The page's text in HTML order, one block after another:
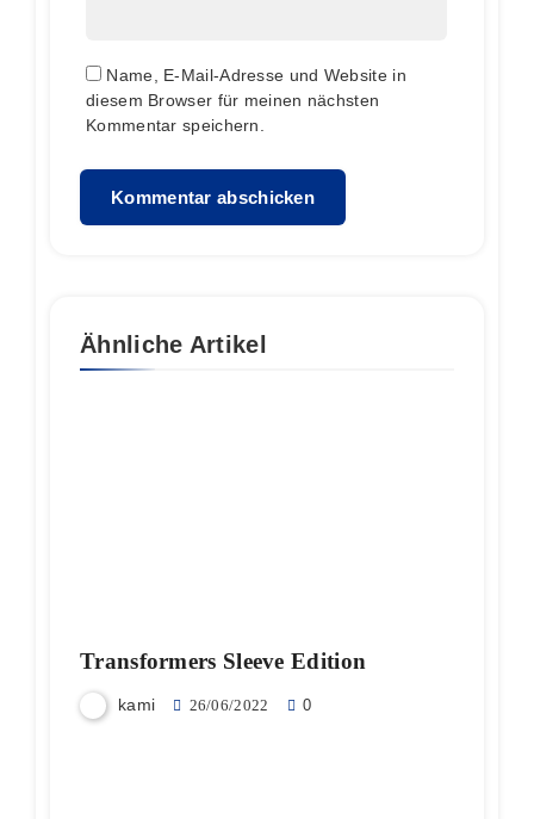
Name, E-Mail-Adresse und Website in
diesem Browser für meinen nächsten
Kommentar speichern.
Ähnliche Artikel
Transformers Sleeve Edition
kami 26/06/2022 0